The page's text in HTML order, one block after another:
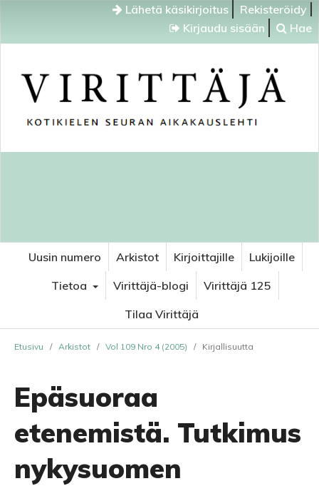
Lähetä käsikirjoitus
Rekisteröidy
Kirjaudu sisään
Hae
Uusin numero Arkistot Kirjoittajille
Lukijoille
Tietoa
Virittäjä-blogi
Virittäjä 125
Tilaa Virittäjä
Etusivu / Arkistot / Vol 109 Nro 4 (2005) / Kirjallisuutta
Epäsuoraa
etenemistä. Tutkimus
nykysuomen